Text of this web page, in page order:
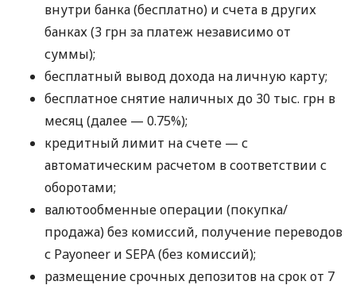
внутри банка (бесплатно) и счета в других
банках (3 грн за платеж независимо от
суммы);
бесплатный вывод дохода на личную карту;
бесплатное снятие наличных до 30 тыс. грн в
месяц (далее — 0.75%);
кредитный лимит на счете — с
автоматическим расчетом в соответствии с
оборотами;
валютообменные операции (покупка/
продажа) без комиссий, получение переводов
с Payoneer и SEPA (без комиссий);
размещение срочных депозитов на срок от 7